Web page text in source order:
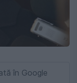
în Google